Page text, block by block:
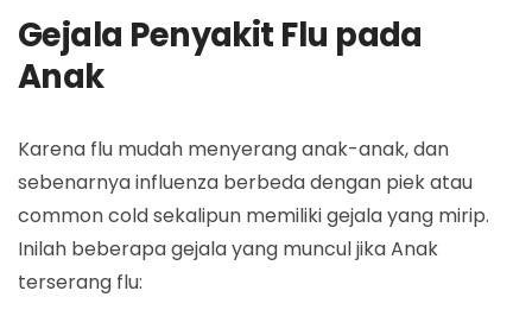
Gejala Penyakit Flu pada
Anak
Karena flu mudah menyerang anak-anak, dan
sebenarnya influenza berbeda dengan piek atau
common cold sekalipun memiliki gejala yang mirip.
Inilah beberapa gejala yang muncul jika Anak
terserang flu: